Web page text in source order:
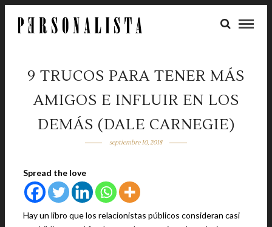
9 TRUCOS PARA TENER MÁS
AMIGOS E INFLUIR EN LOS
DEMÁS (DALE CARNEGIE)
septiembre 10, 2018
Spread the love
Hay un libro que los relacionistas públicos consideran casi